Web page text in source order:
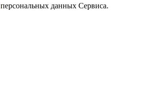
персональных данных Сервиса.